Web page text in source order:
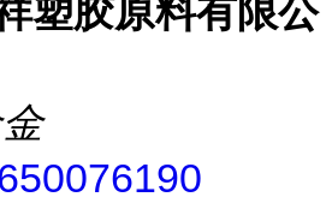
塑胶原料有限公